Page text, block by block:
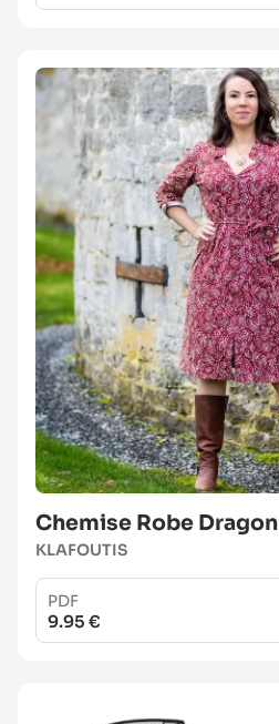
Chemise Robe Dragon
KLAFOUTIS
PDF
9.95 €